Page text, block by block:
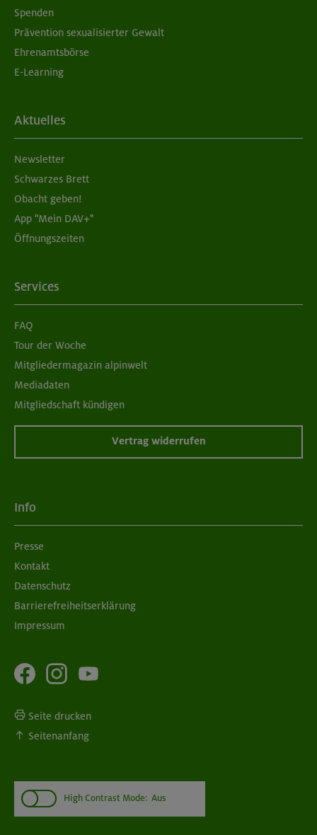
Spenden
Prävention sexualisierter Gewalt
Ehrenamtsbörse
E-Learning
Aktuelles
Newsletter
Schwarzes Brett
Obacht geben!
App "Mein DAV+"
Öffnungszeiten
Services
FAQ
Tour der Woche
Mitgliedermagazin alpinwelt
Mediadaten
Mitgliedschaft kündigen
Vertrag widerrufen
Info
Presse
Kontakt
Datenschutz
Barrierefreiheitserklärung
Impressum
Seite drucken
Seitenanfang
High Contrast Mode: Aus